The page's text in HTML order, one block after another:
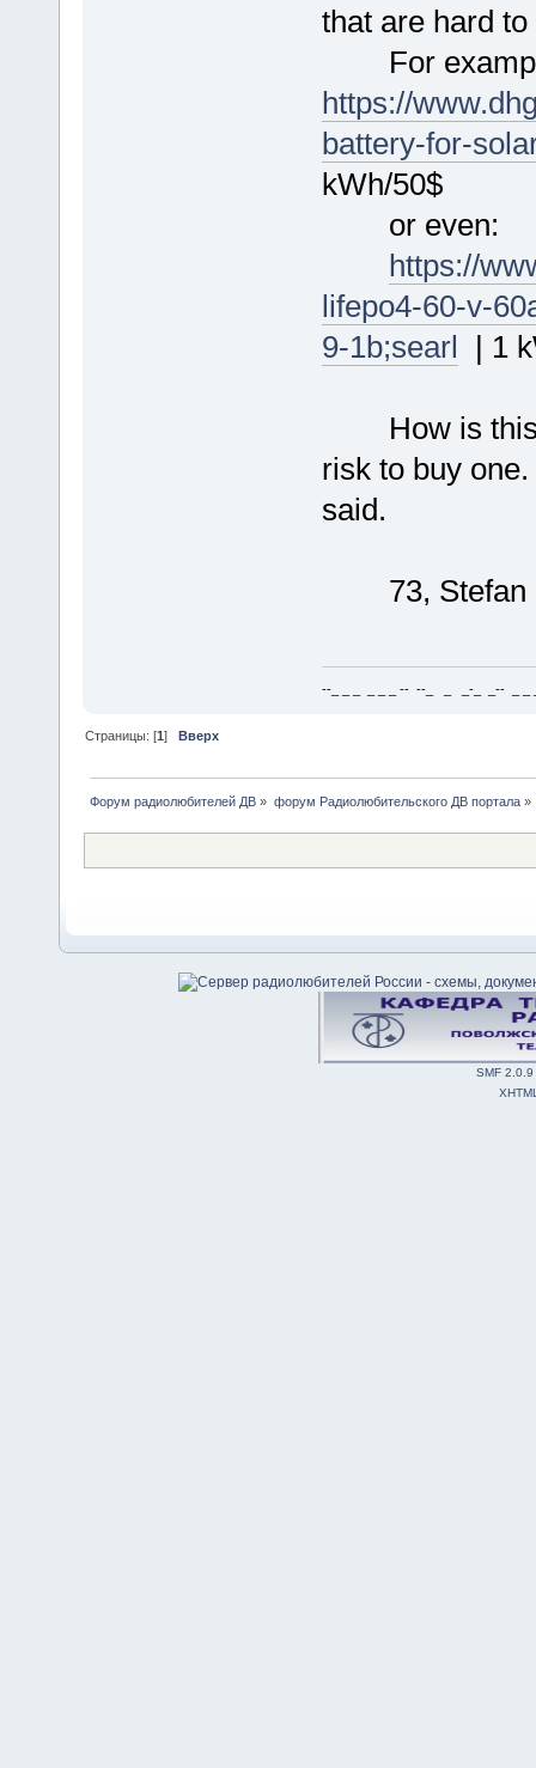
that are hard
For
https://
battery-for-
kWh/50$
or even:
https://
lifepo4-60-v-
9-1b;searl | 1
How is this
risk to buy
said.
73, Stefan
--_ _ _ _ _ _ -- --_ _ _-_ _-- _ _
Страницы: [1]Вверх
Форум радиолюбителей ДВ » форум Радиолюбительского ДВ портала»
SMF 2.0.9